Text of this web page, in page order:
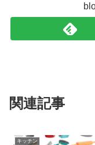
関連記事
キッチン